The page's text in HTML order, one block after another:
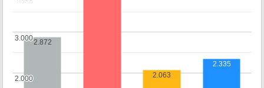
2.000
2.000
3.000
3.000
2.872
2.063
2.335